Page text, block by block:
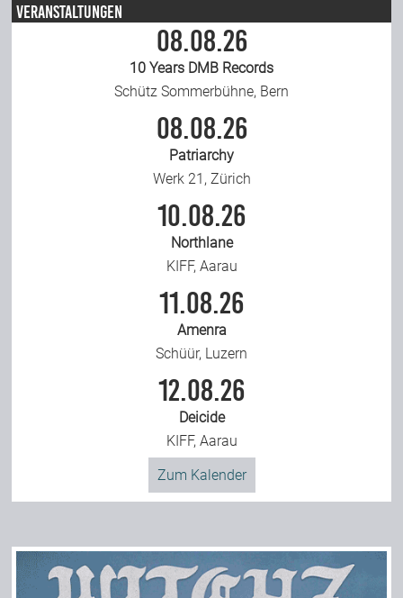
Veranstaltungen
08.08.26
10 Years DMB Records
Schütz Sommerbühne, Bern
08.08.26
Patriarchy
Werk 21, Zürich
10.08.26
Northlane
KIFF, Aarau
11.08.26
Amenra
Schüür, Luzern
12.08.26
Deicide
KIFF, Aarau
Zum Kalender